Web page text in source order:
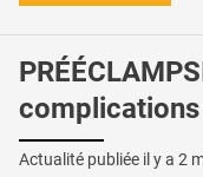
Actualité publiée il y a 2